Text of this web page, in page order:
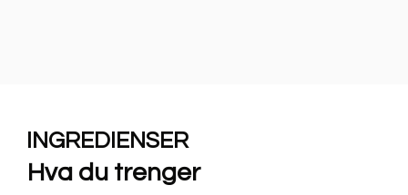
INGREDIENSER
Hva du trenger